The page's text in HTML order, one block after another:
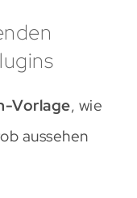
Vorlage, wie
aussehen